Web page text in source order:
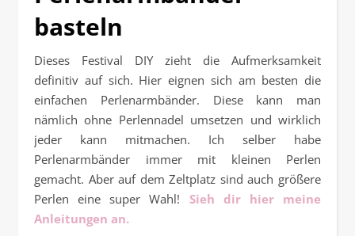
basteln
Dieses Festival DIY zieht die Aufmerksamkeit
definitiv auf sich. Hier eignen sich am besten die
einfachen Perlenarmbänder. Diese kann man
nämlich ohne Perlennadel umsetzen und wirklich
jeder kann mitmachen. Ich selber habe
Perlenarmbänder immer mit kleinen Perlen
gemacht. Aber auf dem Zeltplatz sind auch größere
Perlen eine super Wahl! Sieh dir hier meine
Anleitungen an.